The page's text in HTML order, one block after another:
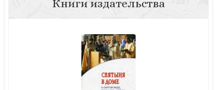
Бедность и богатство. Православная этика
предпринимательства
Книги издательства